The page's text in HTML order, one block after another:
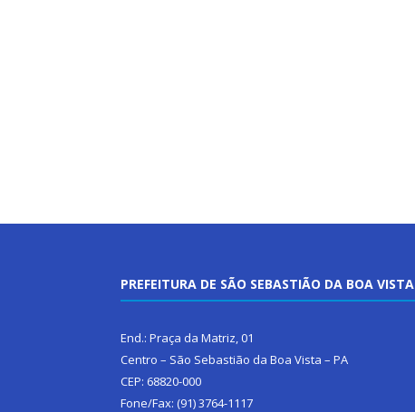
PREFEITURA DE SÃO SEBASTIÃO DA BOA VISTA
End.: Praça da Matriz, 01
Centro – São Sebastião da Boa Vista – PA
CEP: 68820-000
Fone/Fax: (91) 3764-1117